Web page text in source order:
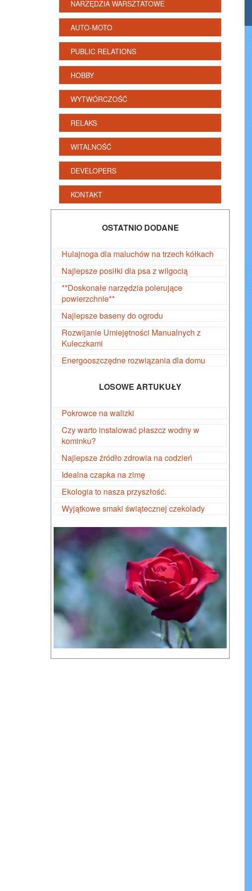
NARZĘDZIA WARSZTATOWE
AUTO-MOTO
PUBLIC RELATIONS
HOBBY
WYTWÓRCZOŚĆ
RELAKS
WITALNOŚĆ
DEVELOPERS
KONTAKT
OSTATNIO DODANE
Hulajnoga dla maluchów na trzech kółkach
Najlepsze posiłki dla psa z wilgocią
**Doskonałe narzędzia polerujące
powierzchnie**
Najlepsze baseny do ogrodu
Rozwijanie Umiejętności Manualnych z
Kuleczkami
Energooszczędne rozwiązania dla domu
LOSOWE ARTUKUŁY
Pokrowce na walizki
Czy warto instalować płaszcz wodny w
kominku?
Najlepsze źródło zdrowia na codzień
Idealna czapka na zimę
Ekologia to nasza przyszłość.
Wyjątkowe smaki świątecznej czekolady